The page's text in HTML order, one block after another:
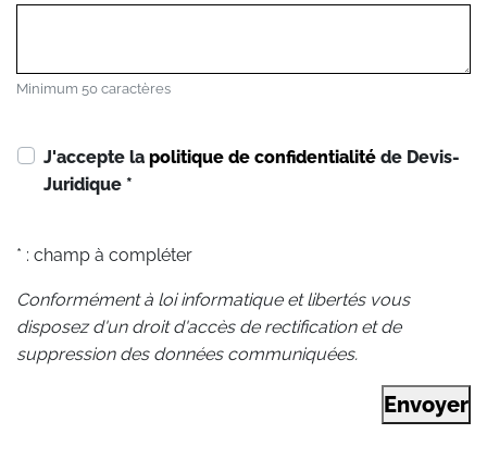
Minimum 50 caractères
J'accepte la politique de confidentialité de Devis-
Juridique *
* : champ à compléter
Conformément à loi informatique et libertés vous
disposez d'un droit d'accès de rectification et de
suppression des données communiquées.
Envoyer